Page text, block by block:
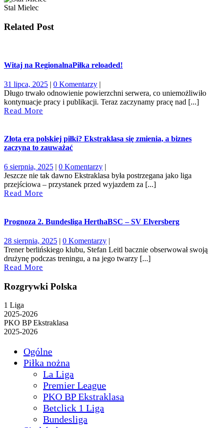
Stal Mielec
Related Post
Witaj na RegionalnaPiłka reloaded!
31 lipca, 202531
lipca,
2025
| 0 Komentarzy |
Długo trwało odnowienie powierzchni serwera, co uniemożliwiło
kontynuacje pracy i publikacji. Teraz zaczynamy pracę nad [...]
Read More
Złota era polskiej piłki? Ekstraklasa się zmienia, a biznes
zaczyna to zauważać
6 sierpnia, 20256
sierpnia,
2025
| 0 Komentarzy |
Jeszcze nie tak dawno Ekstraklasa była postrzegana jako liga
przejściowa – przystanek przed wyjazdem za [...]
Read More
Prognoza 2. Bundesliga HerthaBSC – SV Elversberg
28 sierpnia, 202528
sierpnia,
2025
| 0 Komentarzy |
Trener berlińskiego klubu, Stefan Leitl bacznie obserwował swoją
drużynę podczas treningu, a na jego twarzy [...]
Read More
Rozgrywki Polska
1 Liga
2025-2026
PKO BP Ekstraklasa
2025-2026
Ogólne
Piłka nożna
La Liga
Premier League
PKO BP Ekstraklasa
Betclick 1 Liga
Bundesliga